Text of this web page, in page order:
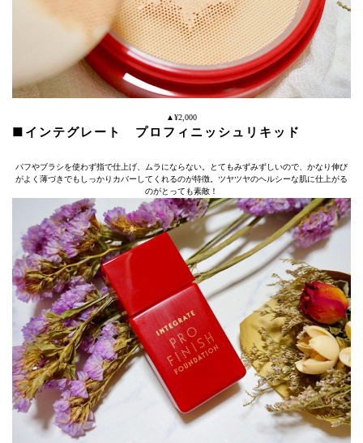
▲¥2,000
■インテグレート プロフィニッシュリキッド
パフやブラシを使わず指で仕上げ、ムラにならない。とてもみずみずしいので、かなり伸び
がよく薄づきでもしっかりカバーしてくれるのが特徴。ツヤツヤのヘルシーな肌に仕上がる
のがとっても素敵！